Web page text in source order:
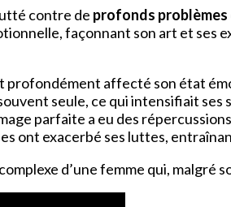
contre de profonds
façonnant son art et
profondément affecté son état
seule, ce qui intensifiait ses
parfaite a eu des
ont exacerbé ses luttes,
d’une femme qui, malgré